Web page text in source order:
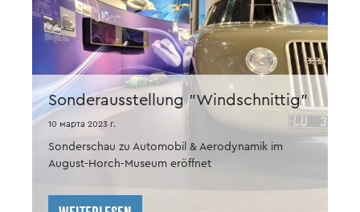
Sonderausstellung "Windschnittig"
10 марта 2023 г.
Sonderschau zu Automobil & Aerodynamik im
August-Horch-Museum eröffnet